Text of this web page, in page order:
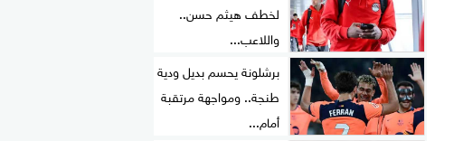
لخطف هيثم حسن..
واللاعب...
برشلونة يحسم بديل ودية
طنجة.. ومواجهة مرتقبة
أمام...